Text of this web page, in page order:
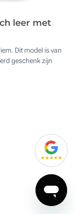
leer met
Dit model is van
geschenk zijn